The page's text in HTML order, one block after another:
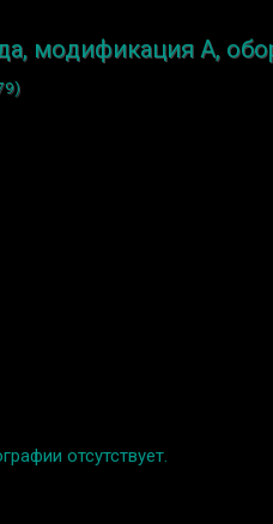
модификация A,
отсутствует.